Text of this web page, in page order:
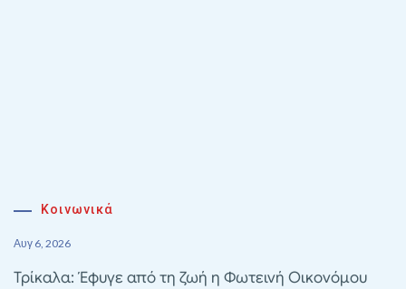
Κοινωνικά
Αυγ 6, 2026
Τρίκαλα: Έφυγε από τη ζωή η Φωτεινή Οικονόμου